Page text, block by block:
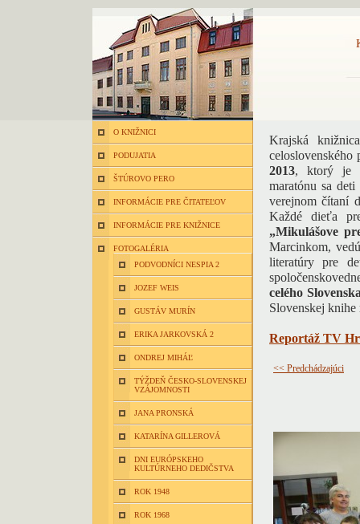
O KNIŽNICI
PODUJATIA
ŠTÚROVO PERO
INFORMÁCIE PRE ČITATEĽOV
INFORMÁCIE PRE KNIŽNICE
FOTOGALÉRIA
PODVODNÍCI NESPIA 2
JOZEF WEIS
GUSTÁV MURÍN
ERIKA JARKOVSKÁ 2
ONDREJ MIHÁĽ
TÝŽDEŇ ČESKO-SLOVENSKEJ
VZÁJOMNOSTI
JANA PRONSKÁ
KATARÍNA GILLEROVÁ
DNI EURÓPSKEHO
KULTÚRNEHO DEDIČSTVA
ROK 1948
ROK 1968
Krajská
2013, ktorý je
maratónu sa
verejnom čítaní
Každé dieťa
„Mikulášove
Marcinkom,
literatúry pre
celého
Slovenskej
Reportáž TV
<< Predchádzajúci